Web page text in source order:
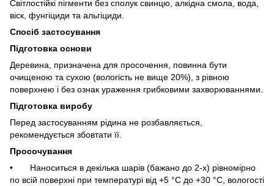
Світлостійкі пігменти без сполук свинцю, алкідна смола, вода,
віск, фунгіциди та альгіциди.
Спосіб застосування
Підготовка основи
Деревина, призначена для просочення, повинна бути
очищеною та сухою (вологість не вище 20%), з рівною
поверхнею і без ознак ураження грибковими захворюваннями.
Підготовка виробу
Перед застосуванням рідина не розбавляється,
рекомендується збовтати її.
Просочування
• Наноситься в декілька шарів (бажано до 2-х) рівномірно
по всій поверхні при температурі від +5 °С до +30 °С, вологості